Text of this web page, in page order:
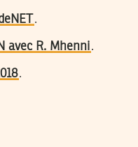
.
avec R. Mhenni.
.